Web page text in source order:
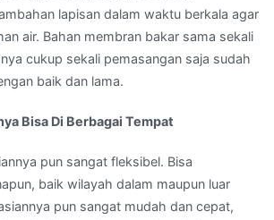
lapisan dalam waktu berkala agar
air. Bahan membran bakar sama sekali
cukup sekali pemasangan saja sudah
baik dan lama.
Bisa Di Berbagai Tempat
pun sangat fleksibel. Bisa
baik wilayah dalam maupun luar
pun sangat mudah dan cepat,